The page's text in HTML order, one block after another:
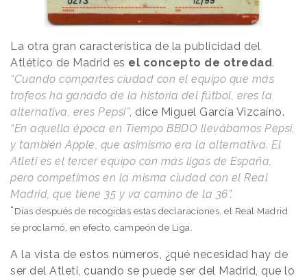
La otra gran característica de la publicidad del
Atlético de Madrid es el concepto de otredad.
“Cuando compartes ciudad con el equipo que más
trofeos ha ganado de la historia del fútbol, eres la
alternativa, eres Pepsi”, dice Miguel García Vizcaíno.
“En aquella época en Tiempo BBDO llevábamos Pepsi,
y también Apple, que asimismo era la alternativa. El
Atleti es el tercer equipo con más ligas de España,
pero competimos en la misma ciudad con el Real
Madrid, que tiene 35 y va camino de la 36”.
* Días después de recogidas estas declaraciones, el Real Madrid
se proclamó, en efecto, campeón de Liga.
A la vista de estos números, ¿qué necesidad hay de
ser del Atleti, cuando se puede ser del Madrid, que lo